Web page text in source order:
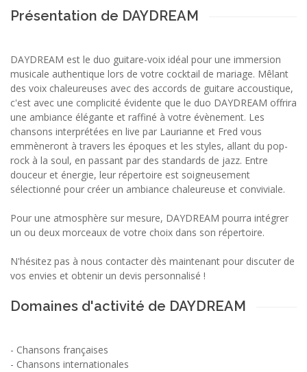
Présentation de DAYDREAM
DAYDREAM est le duo guitare-voix idéal pour une immersion
musicale authentique lors de votre cocktail de mariage. Mêlant
des voix chaleureuses avec des accords de guitare accoustique,
c'est avec une complicité évidente que le duo DAYDREAM offrira
une ambiance élégante et raffiné à votre évènement. Les
chansons interprétées en live par Laurianne et Fred vous
emmèneront à travers les époques et les styles, allant du pop-
rock à la soul, en passant par des standards de jazz. Entre
douceur et énergie, leur répertoire est soigneusement
sélectionné pour créer un ambiance chaleureuse et conviviale.
Pour une atmosphère sur mesure, DAYDREAM pourra intégrer
un ou deux morceaux de votre choix dans son répertoire.
N'hésitez pas à nous contacter dès maintenant pour discuter de
vos envies et obtenir un devis personnalisé !
Domaines d'activité de DAYDREAM
- Chansons françaises
- Chansons internationales